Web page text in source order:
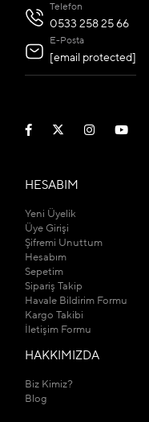
Telefon
0533 258 25 66
E-Posta
[email protected]
HESABIM
Yeni Üyelik
Üye Girişi
Şifremi Unuttum
Hesabım
Sepetim
Sipariş Takip
Havale Bildirim Formu
Kargo Takibi
İletişim Formu
HAKKIMIZDA
Biz Kimiz?
Blog